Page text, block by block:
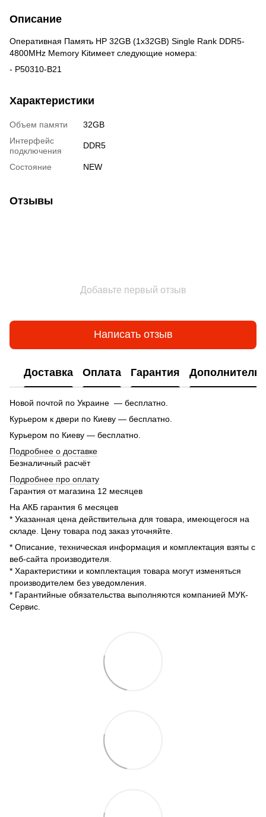
Описание
Оперативная Память HP 32GB (1x32GB) Single Rank DDR5-
4800MHz Memory Kitимеет следующие номера:
- P50310-B21
Характеристики
Объем памяти
32GB
Интерфейс
подключения
DDR5
Состояние NEW
Отзывы
Добавьте первый отзыв
Написать отзыв
Доставка Оплата Гарантия
Новой почтой по Украине — бесплатно.
Курьером к двери по Киеву — бесплатно.
Курьером по Киеву — бесплатно.
Подробнее о доставке
Безналичный расчёт
Подробнее про оплату
Гарантия от магазина 12 месяцев
На АКБ гарантия 6 месяцев
* Указанная цена действительна для товара, имеющегося на
складе. Цену товара под заказ уточняйте.
* Описание, техническая информация и комплектация взяты с
веб-сайта производителя.
* Характеристики и комплектация товара могут изменяться
производителем без уведомления.
* Гарантийные обязательства выполняются компанией МУК-
Сервис.